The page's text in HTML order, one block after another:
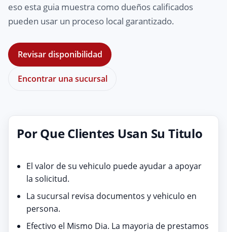
eso esta guia muestra como dueños calificados
pueden usar un proceso local garantizado.
Revisar disponibilidad
Encontrar una sucursal
Por Que Clientes Usan Su Titulo
El valor de su vehiculo puede ayudar a apoyar
la solicitud.
La sucursal revisa documentos y vehiculo en
persona.
Efectivo el Mismo Dia. La mayoria de prestamos